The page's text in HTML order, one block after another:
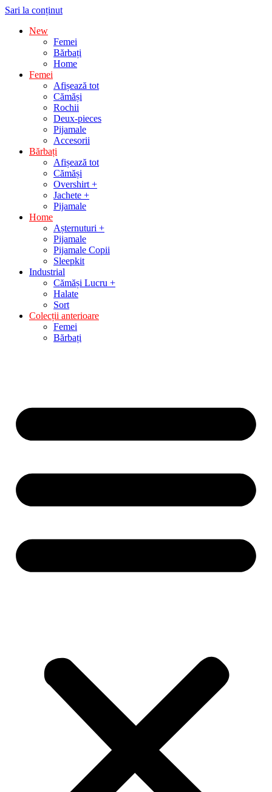
Sari la conținut
New
Femei
Bărbați
Home
Femei
Afișează tot
Cămăși
Rochii
Deux-pieces
Pijamale
Accesorii
Bărbați
Afișează tot
Cămăși
Overshirt +
Jachete +
Pijamale
Home
Așternuturi +
Pijamale
Pijamale Copii
Sleepkit
Industrial
Cămăși Lucru +
Halate
Sort
Colecții anterioare
Femei
Bărbați